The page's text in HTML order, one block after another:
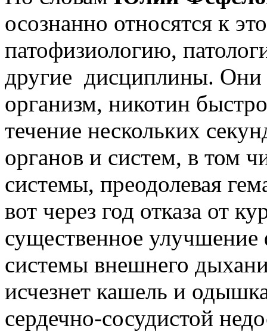
осознанно относятся к
патофизиологию,
другие дисциплины. Они
организм, никотин
течение нескольких
органов и систем, в том
системы, преодолевая
вот через год отказа от
существенное
системы внешнего
исчезнет кашель и
сердечно-сосудистой